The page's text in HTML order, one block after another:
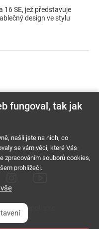
16 SE, jež představuje
design ve stylu
Reklama
Cookies Kariéra
spol. s r.o.
fungoval, tak jak
našli jste na nich, co
se vám věci, které Vás
zpracováním souborů cookies,
prohlížeči.